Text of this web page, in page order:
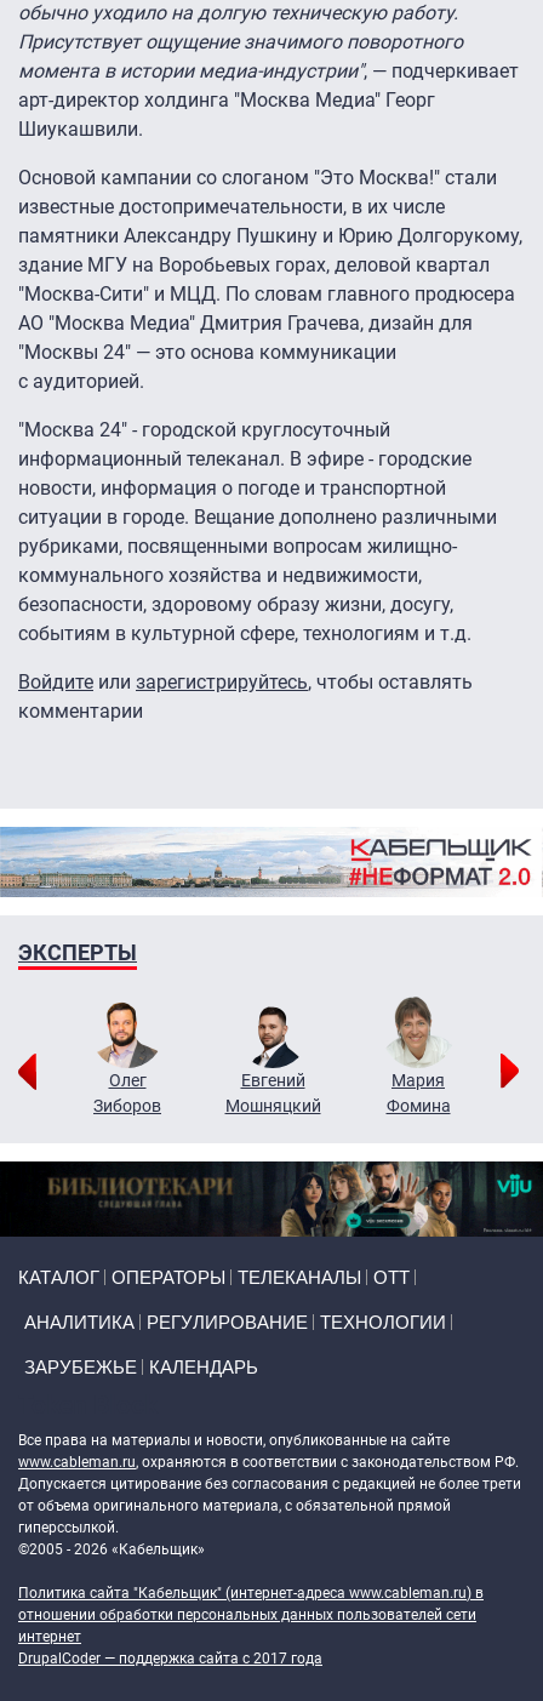
обычно уходило на долгую техническую работу.
Присутствует ощущение значимого поворотного
момента в истории медиа-индустрии", — подчеркивает
арт-директор холдинга "Москва Медиа" Георг
Шиукашвили.
Основой кампании со слоганом "Это Москва!" стали
известные достопримечательности, в их числе
памятники Александру Пушкину и Юрию Долгорукому,
здание МГУ на Воробьевых горах, деловой квартал
"Москва-Сити" и МЦД. По словам главного продюсера
АО "Москва Медиа" Дмитрия Грачева, дизайн для
"Москвы 24" — это основа коммуникации
с аудиторией.
"Москва 24" - городской круглосуточный
информационный телеканал. В эфире - городские
новости, информация о погоде и транспортной
ситуации в городе. Вещание дополнено различными
рубриками, посвященными вопросам жилищно-
коммунального хозяйства и недвижимости,
безопасности, здоровому образу жизни, досугу,
событиям в культурной сфере, технологиям и т.д.
Войдите или зарегистрируйтесь, чтобы оставлять
комментарии
ЭКСПЕРТЫ
Олег
Зиборов
Евгений
Мошняцкий
Мария
Фомина
КАТАЛОГ ОПЕРАТОРЫ ТЕЛЕКАНАЛЫ ОТТ
АНАЛИТИКА РЕГУЛИРОВАНИЕ ТЕХНОЛОГИИ
ЗАРУБЕЖЬЕ КАЛЕНДАРЬ
Все права на материалы и новости, опубликованные на сайте
www.cableman.ru, охраняются в соответствии с законодательством РФ.
Допускается цитирование без согласования с редакцией не более трети
от объема оригинального материала, с обязательной прямой
гиперссылкой.
©2005 - 2026 «Кабельщик»
Политика сайта "Кабельщик" (интернет-адреса www.cableman.ru) в
отношении обработки персональных данных пользователей сети
интернет
DrupalCoder — поддержка сайта c 2017 года